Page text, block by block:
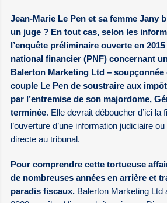
Jean-Marie Le Pen et sa femme Jany
un juge ? En tout cas, selon les
l’enquête préliminaire ouverte en
national financier (PNF) concernant
Balerton Marketing Ltd – soupçonnée
couple Le Pen de soustraire aux
par l’entremise de son majordome,
terminée. Elle devrait déboucher d’ici la
l’ouverture d’une information judiciaire
directe au tribunal.
Pour comprendre cette tortueuse
de nombreuses années en arrière et
paradis fiscaux. Balerton Marketing Ltd